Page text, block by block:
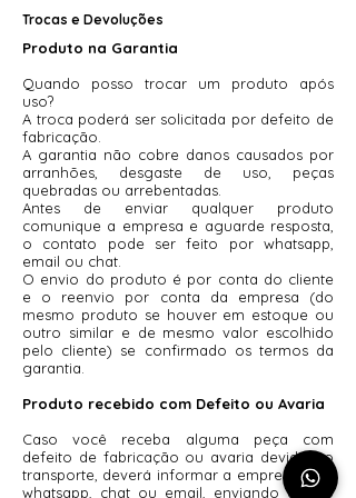
Trocas e Devoluções
Produto na Garantia
Quando posso trocar um produto após
uso?
A troca poderá ser solicitada por defeito de
fabricação.
A garantia não cobre danos causados por
arranhões, desgaste de uso, peças
quebradas ou arrebentadas.
Antes de enviar qualquer produto
comunique a empresa e aguarde resposta,
o contato pode ser feito por whatsapp,
email ou chat.
O envio do produto é por conta do cliente
e o reenvio por conta da empresa (do
mesmo produto se houver em estoque ou
outro similar e de mesmo valor escolhido
pelo cliente) se confirmado os termos da
garantia.
Produto recebido com Defeito ou Avaria
Caso você receba alguma peça com
defeito de fabricação ou avaria devido ao
transporte, deverá informar a empresa pelo
whatsapp, chat ou email, enviando a foto